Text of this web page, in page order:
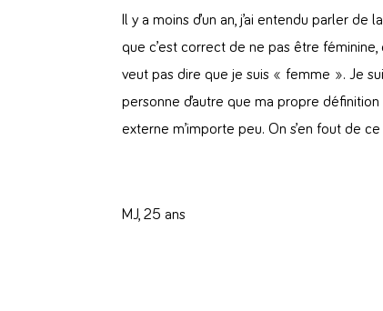
Il y a moins d’un an, j’ai entendu parler de
que c’est correct de ne pas être féminine,
veut pas dire que je suis « femme ». Je
personne d’autre que ma propre définition
externe m’importe peu. On s’en fout de
MJ, 25 ans